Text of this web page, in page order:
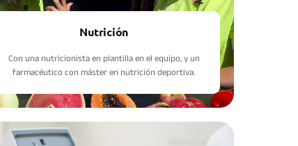
Nutrición
Con una nutricionista en plantilla en el equipo, y un
farmacéutico con máster en nutrición deportiva.